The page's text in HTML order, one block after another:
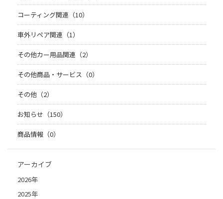
コーティング関連（10）
車外リペア関連（1）
その他カー用品関連（2）
その他商品・サービス（0）
その他（2）
お知らせ（150）
商品情報（0）
アーカイブ
2026年
2025年